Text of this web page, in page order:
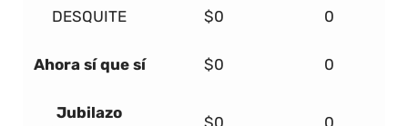
DESQUITE $0 0
Ahora sí que sí $0 0
Jubilazo